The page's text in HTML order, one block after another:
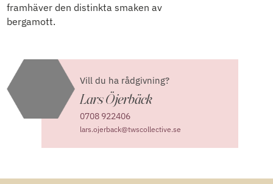
framhäver den distinkta smaken av
bergamott.
Vill du ha rådgivning?
Lars Öjerbäck
0708 922406
lars.ojerback@twscollective.se